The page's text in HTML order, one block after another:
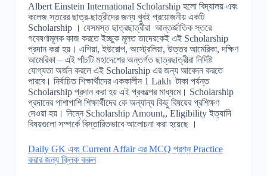
Albert Einstein International Scholarship হলো বিদ্যালয় এবং
কলেজ স্তরের ছাত্র-ছাত্রীদের জন্য খুবই প্রয়োজনীয় একটি
Scholarship । যেসমস্ত ছাত্রছাত্রীরা আন্তর্জাতিক স্তরে
গবেষণামূলক কাজ করতে ইচ্ছুক মূলত তাদেরকেই এই Scholarship
প্রদান করা হয়। এশিয়া, ইউরোপ, অস্ট্রেলিয়া, উত্তর আমেরিকা, দক্ষিণ
আমেরিকা – এই পাঁচটি মহাদেশের অন্তর্গত ছাত্রছাত্রীরা নির্দিষ্ট
যোগ্যতা অর্জন করলে এই Scholarship এর জন্য আবেদন করতে
পারবে। নির্বাচিত শিক্ষার্থীদের এককালীন 1 Lakh টাকা পর্যন্ত
Scholarship প্রদান করা হয় এই প্রকল্পের মাধ্যমে। Scholarship
প্রদানের পাশাপাশি শিক্ষার্থীদের কে অন্যান্য কিছু বিষয়ের প্রশিক্ষণ
দেওয়া হয়। নিম্নে Scholarship Amount,, Eligibility ইত্যাদি
বিষয়গুলো সম্পর্কে বিস্তারিতভাবে আলোচনা করা হয়েছে ।
Daily GK এবং Current Affair এর MCQ প্রশ্ন Practice
করার জন্য ক্লিক করুন